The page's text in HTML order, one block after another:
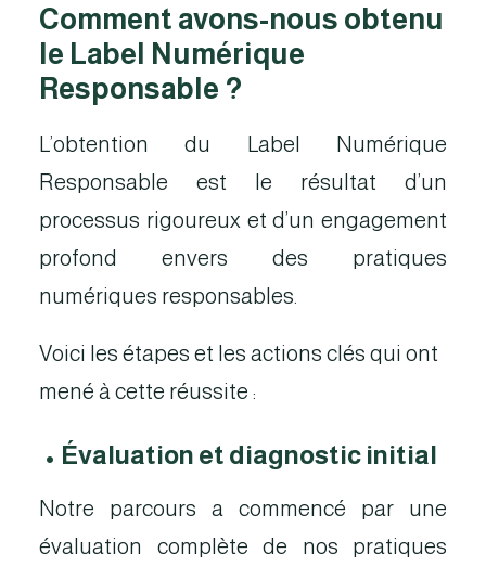
Comment avons-nous obtenu
le Label Numérique
Responsable ?
L’obtention du Label Numérique
Responsable est le résultat d’un
processus rigoureux et d’un engagement
profond envers des pratiques
numériques responsables.
Voici les étapes et les actions clés qui ont
mené à cette réussite :
• Évaluation et diagnostic initial
Notre parcours a commencé par une
évaluation complète de nos pratiques